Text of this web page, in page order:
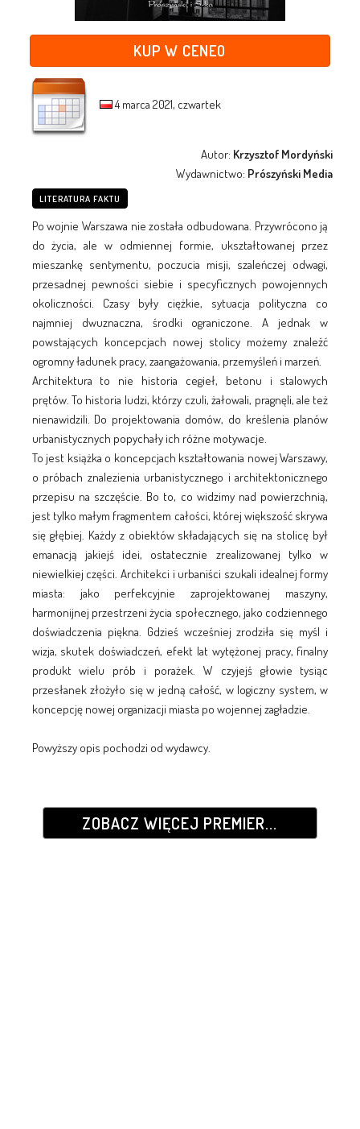
KUP W CENEO
4 marca 2021, czwartek
Autor: Krzysztof Mordyński
Wydawnictwo: Prószyński Media
LITERATURA FAKTU
Po wojnie Warszawa nie została odbudowana. Przywrócono ją
do życia, ale w odmiennej formie, ukształtowanej przez
mieszankę sentymentu, poczucia misji, szaleńczej odwagi,
przesadnej pewności siebie i specyficznych powojennych
okoliczności. Czasy były ciężkie, sytuacja polityczna co
najmniej dwuznaczna, środki ograniczone. A jednak w
powstających koncepcjach nowej stolicy możemy znaleźć
ogromny ładunek pracy, zaangażowania, przemyśleń i marzeń.
Architektura to nie historia cegieł, betonu i stalowych
prętów. To historia ludzi, którzy czuli, żałowali, pragnęli, ale też
nienawidzili. Do projektowania domów, do kreślenia planów
urbanistycznych popychały ich różne motywacje.
To jest książka o koncepcjach kształtowania nowej Warszawy,
o próbach znalezienia urbanistycznego i architektonicznego
przepisu na szczęście. Bo to, co widzimy nad powierzchnią,
jest tylko małym fragmentem całości, której większość skrywa
się głębiej. Każdy z obiektów składających się na stolicę był
emanacją jakiejś idei, ostatecznie zrealizowanej tylko w
niewielkiej części. Architekci i urbaniści szukali idealnej formy
miasta: jako perfekcyjnie zaprojektowanej maszyny,
harmonijnej przestrzeni życia społecznego, jako codziennego
doświadczenia piękna. Gdzieś wcześniej zrodziła się myśl i
wizja, skutek doświadczeń, efekt lat wytężonej pracy, finalny
produkt wielu prób i porażek. W czyjejś głowie tysiąc
przesłanek złożyło się w jedną całość, w logiczny system, w
koncepcję nowej organizacji miasta po wojennej zagładzie.
Powyższy opis pochodzi od wydawcy.
ZOBACZ WIĘCEJ PREMIER...